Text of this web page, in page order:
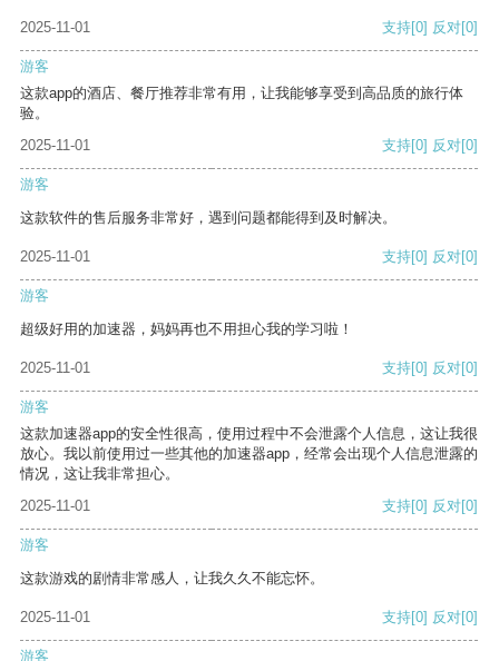
2025-11-01 支持[0] 反对[0]
游客
这款app的酒店、餐厅推荐非常有用，让我能够享受到高品质的旅行体
验。
2025-11-01
支持[0] 反对[0]
游客
这款软件的售后服务非常好，遇到问题都能得到及时解决。
2025-11-01 支持[0] 反对[0]
游客
超级好用的加速器，妈妈再也不用担心我的学习啦！
2025-11-01 支持[0] 反对[0]
游客
这款加速器app的安全性很高，使用过程中不会泄露个人信息，这让我很
放心。我以前使用过一些其他的加速器app，经常会出现个人信息泄露的
情况，这让我非常担心。
2025-11-01
支持[0] 反对[0]
游客
这款游戏的剧情非常感人，让我久久不能忘怀。
2025-11-01 支持[0] 反对[0]
游客